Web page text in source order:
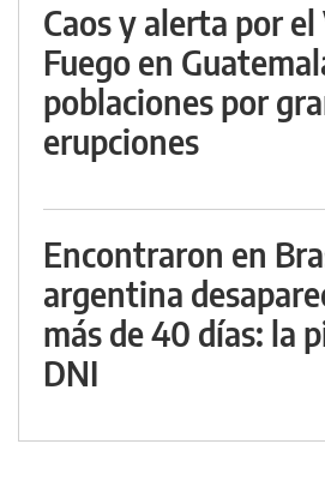
Caos y alerta por
Fuego en
poblaciones por
erupciones
Encontraron en
argentina
más de 40 días: la
DNI